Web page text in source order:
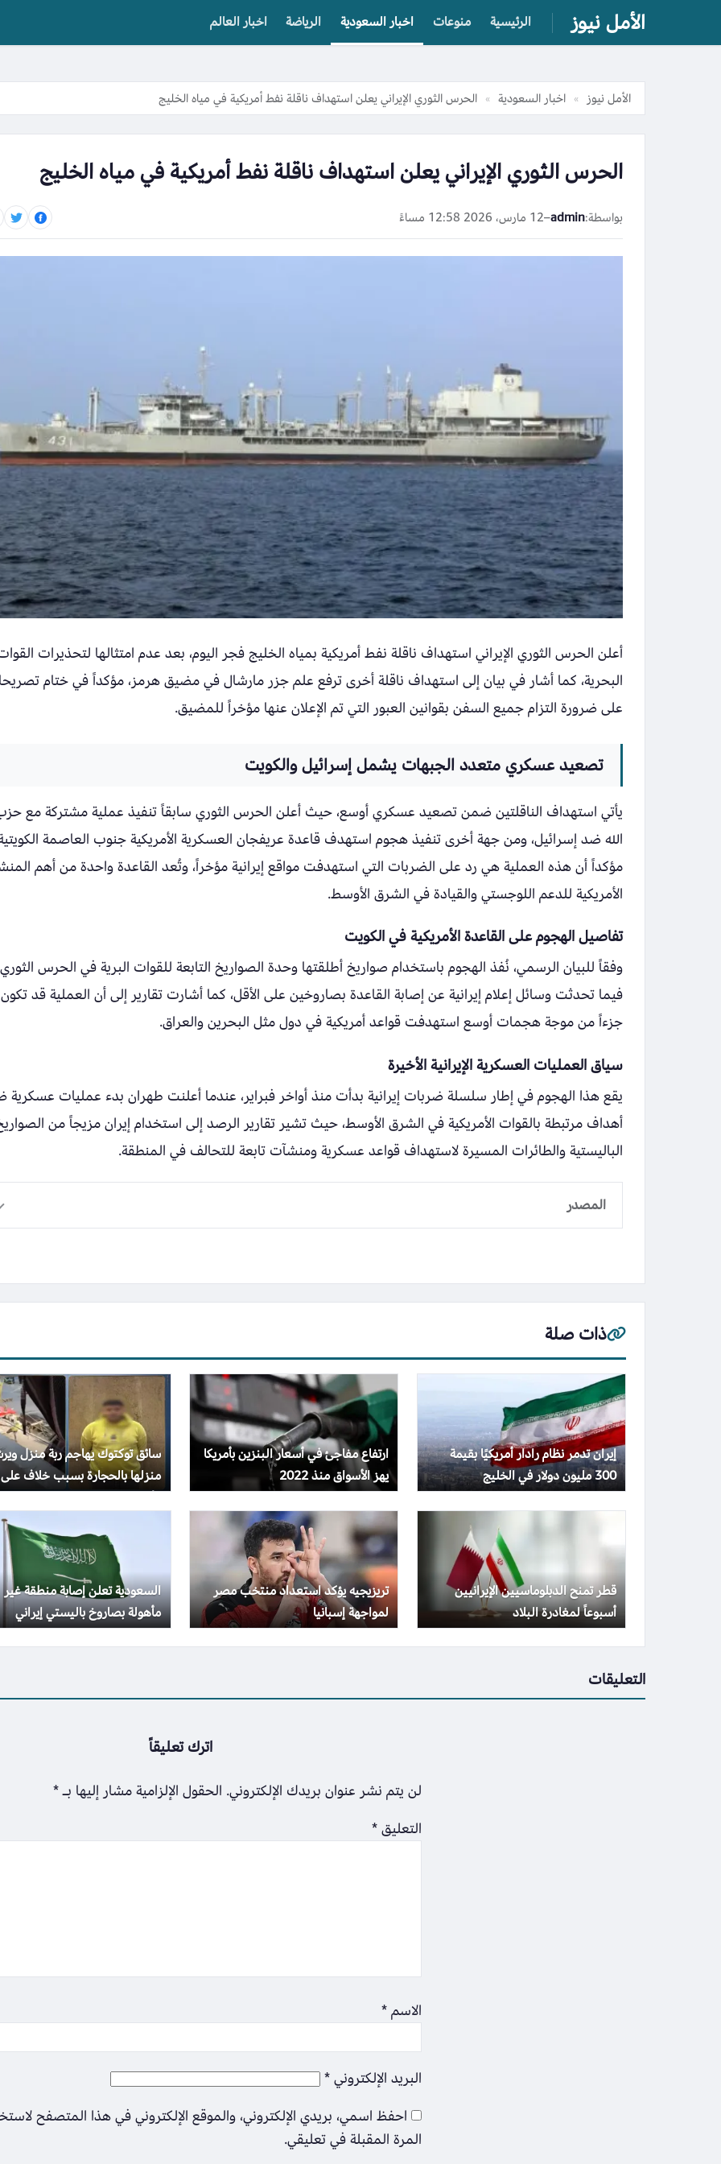
الأمل نيوز الرئيسية منوعات اخبار السعودية الرياضة اخبار العالم
الأمل نيوز » اخبار السعودية » الحرس الثوري الإيراني يعلن استهداف ناقلة نفط أمريكية في مياه الخليج
الحرس الثوري الإيراني يعلن استهداف ناقلة نفط أمريكية في مياه الخليج
بواسطة:admin
–12 مارس، 2026 12:58 مساءً
أعلن الحرس الثوري الإيراني استهداف ناقلة نفط أمريكية بمياه الخليج فجر اليوم، بعد عدم امتثالها لتحذيرات
البحرية، كما أشار في بيان إلى استهداف ناقلة أخرى ترفع علم جزر مارشال في مضيق هرمز، مؤكداً في ختام
على ضرورة التزام جميع السفن بقوانين العبور التي تم الإعلان عنها مؤخراً للمضيق.
تصعيد عسكري متعدد الجبهات يشمل إسرائيل والكويت
يأتي استهداف الناقلتين ضمن تصعيد عسكري أوسع، حيث أعلن الحرس الثوري سابقاً تنفيذ عملية مشتركة مع
الله ضد إسرائيل، ومن جهة أخرى تنفيذ هجوم استهدف قاعدة عريفجان العسكرية الأمريكية جنوب العاصمة
مؤكداً أن هذه العملية هي رد على الضربات التي استهدفت مواقع إيرانية مؤخراً، وتُعد القاعدة واحدة من أهم
الأمريكية للدعم اللوجستي والقيادة في الشرق الأوسط.
تفاصيل الهجوم على القاعدة الأمريكية في الكويت
وفقاً للبيان الرسمي، نُفذ الهجوم باستخدام صواريخ أطلقتها وحدة الصواريخ التابعة للقوات البرية في الحرس
فيما تحدثت وسائل إعلام إيرانية عن إصابة القاعدة بصاروخين على الأقل، كما أشارت تقارير إلى أن العملية قد تكون
جزءاً من موجة هجمات أوسع استهدفت قواعد أمريكية في دول مثل البحرين والعراق.
سياق العمليات العسكرية الإيرانية الأخيرة
يقع هذا الهجوم في إطار سلسلة ضربات إيرانية بدأت منذ أواخر فبراير، عندما أعلنت طهران بدء عمليات
أهداف مرتبطة بالقوات الأمريكية في الشرق الأوسط، حيث تشير تقارير الرصد إلى استخدام إيران مزيجاً من
الباليستية والطائرات المسيرة لاستهداف قواعد عسكرية ومنشآت تابعة للتحالف في المنطقة.
المصدر
ذات صلة
إيران تدمر نظام رادار أمريكيًا بقيمة
300 مليون دولار في الخليج
ارتفاع مفاجئ في أسعار البنزين بأمريكا
يهز الأسواق منذ 2022
سائق توكتوك يهاجم ربة منزل
منزلها بالحجارة بسبب خلاف على
الأجرة
قطر تمنح الدبلوماسيين الإيرانيين
أسبوعاً لمغادرة البلاد
تريزيجيه يؤكد استعداد منتخب مصر
لمواجهة إسبانيا
السعودية تعلن إصابة منطقة غير
مأهولة بصاروخ باليستي إيراني
التعليقات
اترك تعليقاً
لن يتم نشر عنوان بريدك الإلكتروني. الحقول الإلزامية مشار إليها بـ*
التعليق*
الاسم*
البريد الإلكتروني*
احفظ اسمي، بريدي الإلكتروني، والموقع الإلكتروني في هذا المتصفح
المرة المقبلة في تعليقي.